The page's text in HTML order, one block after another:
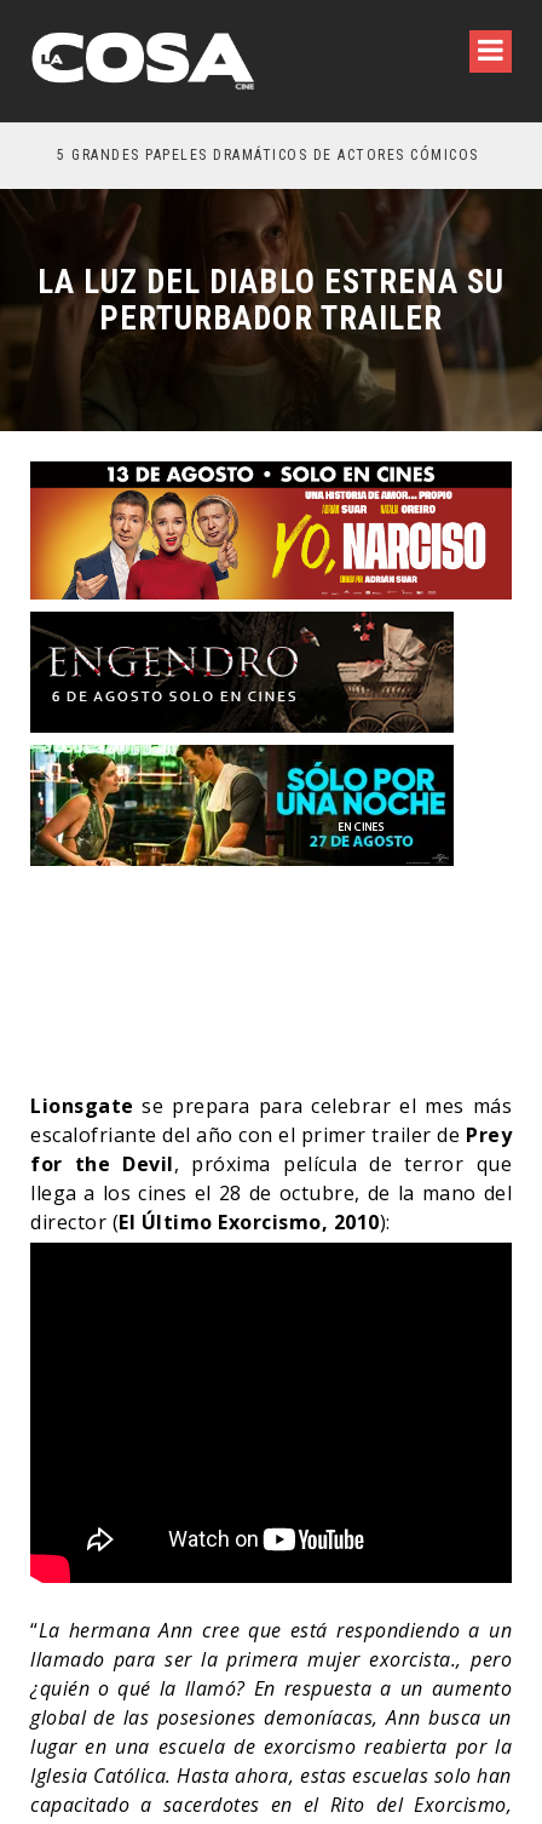
5 GRANDES PAPELES DRAMÁTICOS DE ACTORES CÓMICOS
LA LUZ DEL DIABLO ESTRENA SU
PERTURBADOR TRAILER
Lionsgatese prepara para celebrar el mes más
escalofriante del año con el primer trailer de Prey
for the Devil, próxima película de terror que
llega a los cines el 28 de octubre, de la mano del
director (El Último Exorcismo, 2010):
“La hermana Ann cree que está respondiendo a un
llamado para ser la primera mujer exorcista., pero
¿quién o qué la llamó? En respuesta a un aumento
global de las posesiones demoníacas, Ann busca un
lugar en una escuela de exorcismo reabierta por la
Iglesia Católica. Hasta ahora, estas escuelas solo han
capacitado a sacerdotes en el Rito del Exorcismo,